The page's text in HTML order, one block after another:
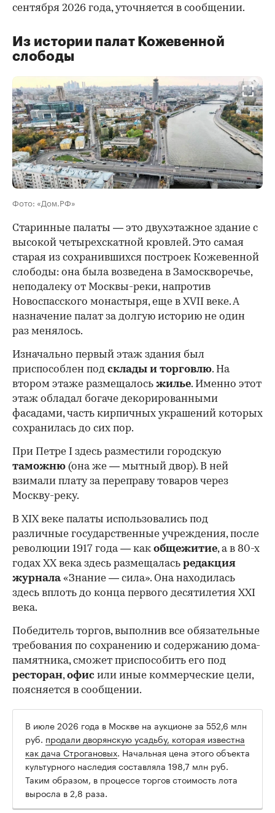
сентября 2026 года, уточняется в сообщении.
00:00 / 00:00
Из истории палат Кожевенной
слободы
Фото: «Дом.РФ»
Старинные палаты — это двухэтажное здание с
высокой четырехскатной кровлей. Это самая
старая из сохранившихся построек Кожевенной
слободы: она была возведена в Замоскворечье,
неподалеку от Москвы-реки, напротив
Новоспасского монастыря, еще в XVII веке. А
назначение палат за долгую историю не один
раз менялось.
Изначально первый этаж здания был
приспособлен под склады и торговлю. На
втором этаже размещалось жилье. Именно этот
этаж обладал богаче декорированными
фасадами, часть кирпичных украшений которых
сохранилась до сих пор.
При Петре I здесь разместили городскую
таможню (она же — мытный двор). В ней
взимали плату за переправу товаров через
Москву-реку.
В XIX веке палаты использовались под
различные государственные учреждения, после
революции 1917 года — как общежитие, а в 80-х
годах XX века здесь размещалась редакция
журнала«Знание — сила». Она находилась
здесь вплоть до конца первого десятилетия XXI
века.
Победитель торгов, выполнив все обязательные
требования по сохранению и содержанию дома-
памятника, сможет приспособить его под
ресторан,офис или иные коммерческие цели,
поясняется в сообщении.
В июле 2026 года в Москве на аукционе за 552,6 млн
руб. продали дворянскую усадьбу, которая известна
как дача Строгановых. Начальная цена этого объекта
культурного наследия составляла 198,7 млн руб.
Таким образом, в процессе торгов стоимость лота
выросла в 2,8 раза.